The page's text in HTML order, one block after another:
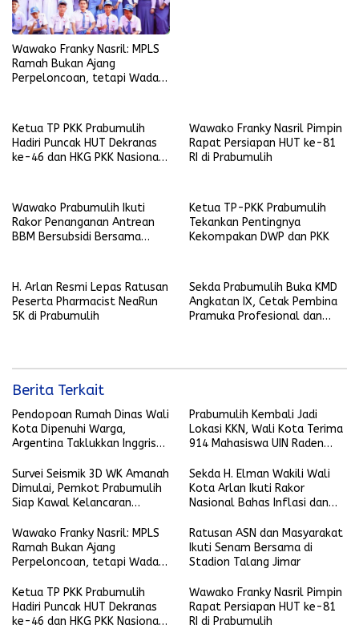
Wawako Franky Nasril: MPLS
Ramah Bukan Ajang
Perpeloncoan, tetapi Wadah
Ketua TP PKK Prabumulih
Hadiri Puncak HUT Dekranas
ke-46 dan HKG PKK Nasional
Wawako Franky Nasril Pimpin
Rapat Persiapan HUT ke-81
RI di Prabumulih
Wawako Prabumulih Ikuti
Rakor Penanganan Antrean
BBM Bersubsidi Bersama
Ketua TP-PKK Prabumulih
Tekankan Pentingnya
Kekompakan DWP dan PKK
H. Arlan Resmi Lepas Ratusan
Peserta Pharmacist NeaRun
5K di Prabumulih
Sekda Prabumulih Buka KMD
Angkatan IX, Cetak Pembina
Pramuka Profesional dan
Berita Terkait
Pendopoan Rumah Dinas Wali
Kota Dipenuhi Warga,
Argentina Taklukkan Inggris
Prabumulih Kembali Jadi
Lokasi KKN, Wali Kota Terima
914 Mahasiswa UIN Raden
Survei Seismik 3D WK Amanah
Dimulai, Pemkot Prabumulih
Siap Kawal Kelancaran
Sekda H. Elman Wakili Wali
Kota Arlan Ikuti Rakor
Nasional Bahas Inflasi dan
Wawako Franky Nasril: MPLS
Ramah Bukan Ajang
Perpeloncoan, tetapi Wadah
Ratusan ASN dan Masyarakat
Ikuti Senam Bersama di
Stadion Talang Jimar
Ketua TP PKK Prabumulih
Hadiri Puncak HUT Dekranas
ke-46 dan HKG PKK Nasional
Wawako Franky Nasril Pimpin
Rapat Persiapan HUT ke-81
RI di Prabumulih